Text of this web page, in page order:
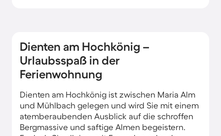
Dienten am Hochkönig –
Urlaubsspaß in der
Ferienwohnung
Dienten am Hochkönig ist zwischen Maria Alm
und Mühlbach gelegen und wird Sie mit einem
atemberaubenden Ausblick auf die schroffen
Bergmassive und saftige Almen begeistern.